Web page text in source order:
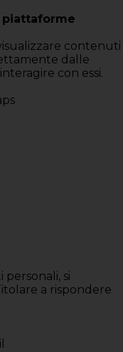
contenuti
dalle
con essi.
si
a rispondere